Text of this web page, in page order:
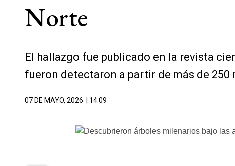
Norte
El hallazgo fue publicado en la revista
fueron detectaron a partir de más de 250
07 DE MAYO, 2026 | 14.09